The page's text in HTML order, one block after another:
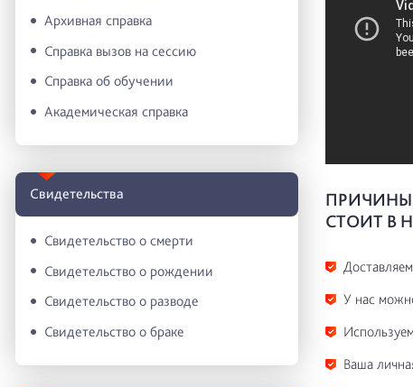
Архивная справка
Справка вызов на сессию
Справка об обучении
Академическая справка
Свидетельства
Свидетельство о смерти
Свидетельство о рождении
Свидетельство о разводе
Свидетельство о браке
СТОИТ В
У нас
Ваша